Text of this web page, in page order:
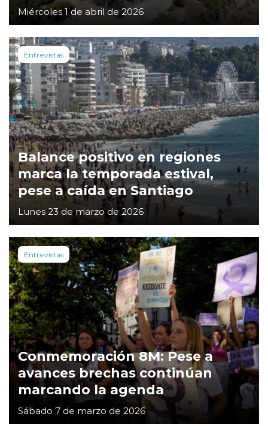
Miércoles 1 de abril de 2026
Entrevistas
Balance positivo en regiones
marca la temporada estival,
pese a caída en Santiago
Lunes 23 de marzo de 2026
Entrevistas
Conmemoración 8M: Pese a
avances brechas continúan
marcando la agenda
Sábado 7 de marzo de 2026